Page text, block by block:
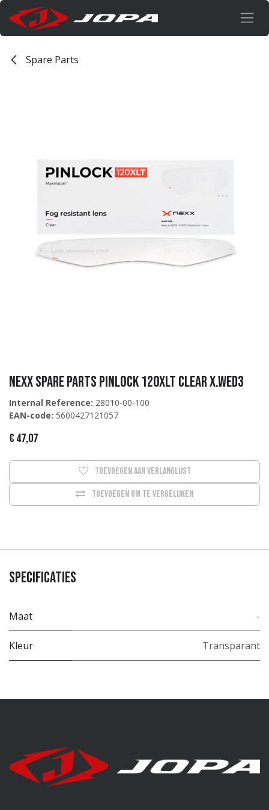
Overslaan naar inhoud
Spare Parts
Nexx Spare Parts PINLOCK 120XLT CLEAR X.WED3
Internal Reference: 28010-00-100
EAN-code: 5600427121057
€ 47,07
Toevoegen om te vergelijken
Toevoegen aan verlanglijst
Specificaties
Maat -
Kleur Transparant